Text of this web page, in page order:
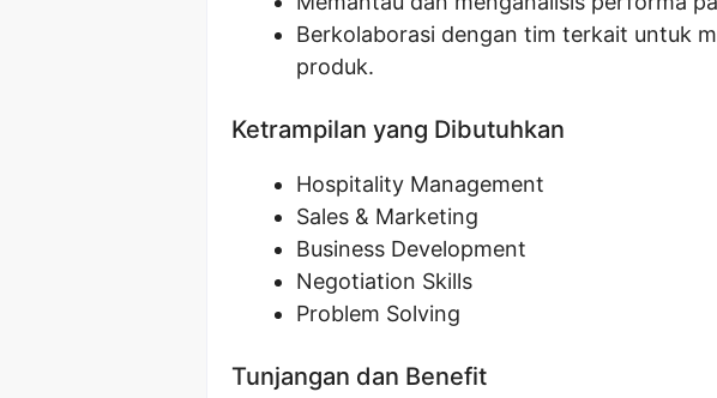
Berkolaborasi dengan tim terkait untuk
produk.
Ketrampilan yang Dibutuhkan
Hospitality Management
Sales & Marketing
Business Development
Negotiation Skills
Problem Solving
Tunjangan dan Benefit